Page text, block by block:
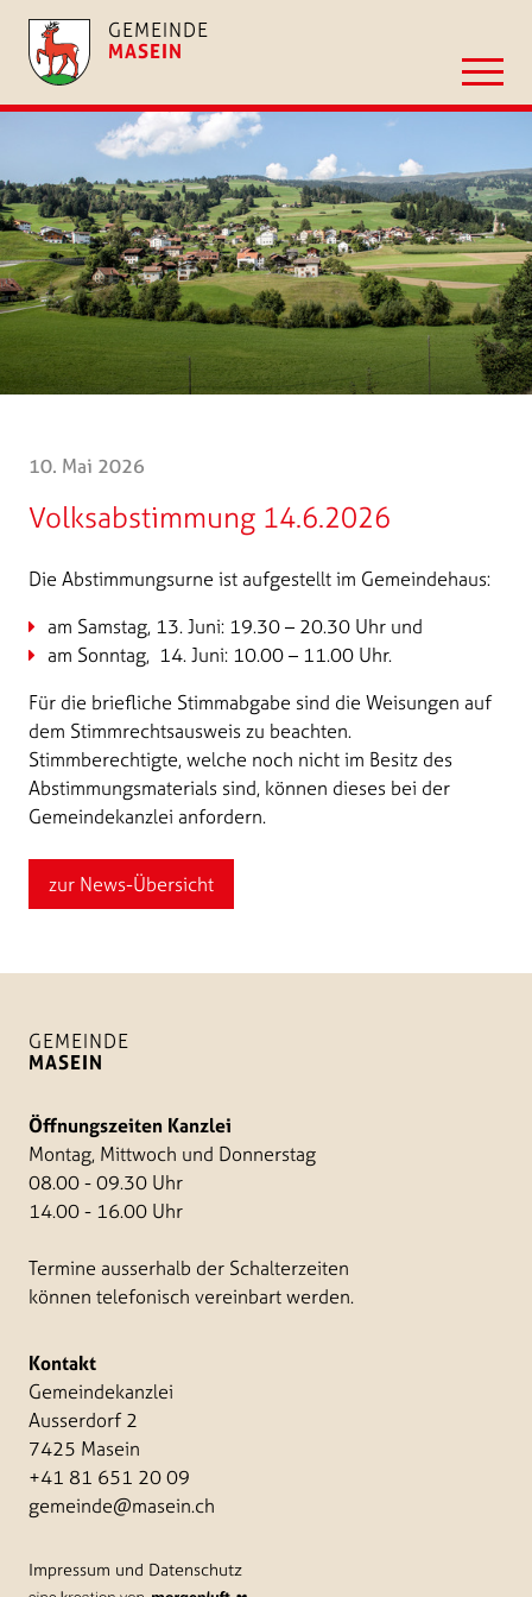
GEMEINDE
MASEIN
10. Mai 2026
Volksabstimmung 14.6.2026
Die Abstimmungsurne ist aufgestellt im Gemeindehaus:
am Samstag, 13. Juni: 19.30 – 20.30 Uhr und
am Sonntag, 14. Juni: 10.00 – 11.00 Uhr.
Für die briefliche Stimmabgabe sind die Weisungen auf
dem Stimmrechtsausweis zu beachten.
Stimmberechtigte, welche noch nicht im Besitz des
Abstimmungsmaterials sind, können dieses bei der
Gemeindekanzlei anfordern.
zur News-Übersicht
GEMEINDE
MASEIN
Öffnungszeiten Kanzlei
Montag, Mittwoch und Donnerstag
08.00 - 09.30 Uhr
14.00 - 16.00 Uhr
Termine ausserhalb der Schalterzeiten
können telefonisch vereinbart werden.
Kontakt
Gemeindekanzlei
Ausserdorf 2
7425 Masein
+41 81 651 20 09
gemeinde@masein.ch
Impressum und Datenschutz